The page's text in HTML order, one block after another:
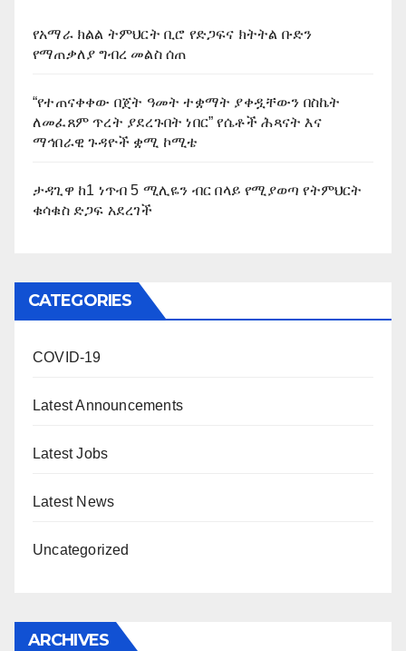
የአማራ ክልል ትምህርት ቢሮ የድጋፍና ክትትል ቡድን
የማጠቃለያ ግብረ መልስ ሰጠ
“የተጠናቀቀው በጀት ዓመት ተቋማት ያቀዷቸውን በስኬት
ለመፈጸም ጥረት ያደረጉበት ነበር” የሴቶች ሕጻናት እና
ማኅበራዊ ጉዳዮች ቋሚ ኮሚቴ
ታዳጊዋ ከ1 ነጥብ 5 ሚሊዬን ብር በላይ የሚያወጣ የትምህርት
ቁሳቁስ ድጋፍ አደረገች
CATEGORIES
COVID-19
Latest Announcements
Latest Jobs
Latest News
Uncategorized
ARCHIVES